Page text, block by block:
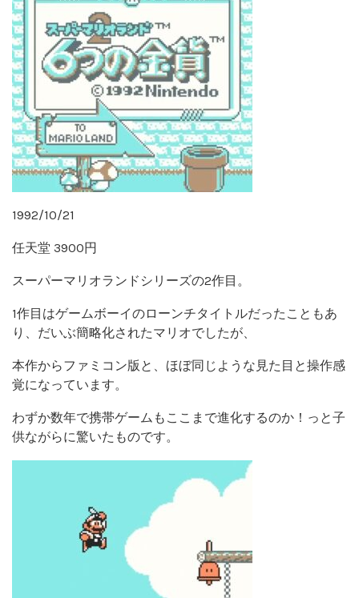
1992/10/21
任天堂 3900円
スーパーマリオランドシリーズの2作目。
1作目はゲームボーイのローンチタイトルだったこともあ
り、だいぶ簡略化されたマリオでしたが、
本作からファミコン版と、ほぼ同じような見た目と操作感
覚になっています。
わずか数年で携帯ゲームもここまで進化するのか！っと子
供ながらに驚いたものです。